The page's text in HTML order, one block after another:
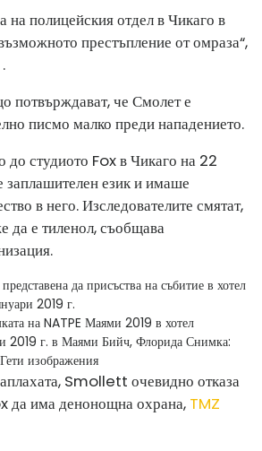
на полицейския отдел в Чикаго в
престъпление от омраза“,
.
потвърждават, че Смолет е
писмо малко преди нападението.
до студиото Fox в Чикаго на 22
език и имаше
в него. Изследователите смятат,
да е тиленол, съобщава
на NATPE Маями 2019 в хотел
2019 г. в Маями Бийч, Флорида Снимка:
изображения
Smollett очевидно отказа
да има денонощна охрана, TMZ